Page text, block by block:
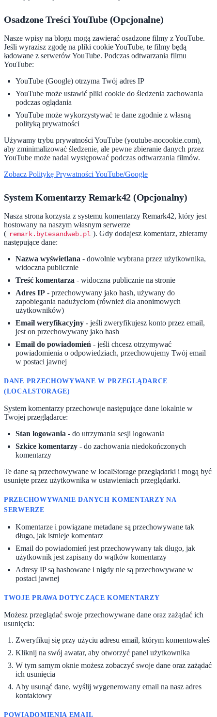
Osadzone Treści YouTube (Opcjonalne)
Nasze wpisy na blogu mogą zawierać osadzone filmy z YouTube.
Jeśli wyrazisz zgodę na pliki cookie YouTube, te filmy będą
ładowane z serwerów YouTube. Podczas odtwarzania filmu
YouTube:
YouTube (Google) otrzyma Twój adres IP
YouTube może ustawić pliki cookie do śledzenia zachowania
podczas oglądania
YouTube może wykorzystywać te dane zgodnie z własną
polityką prywatności
Używamy trybu prywatności YouTube (youtube-nocookie.com),
aby zminimalizować śledzenie, ale pewne zbieranie danych przez
YouTube może nadal występować podczas odtwarzania filmów.
Zobacz Politykę Prywatności YouTube/Google
System Komentarzy Remark42 (Opcjonalny)
Nasza strona korzysta z systemu komentarzy Remark42, który jest
hostowany na naszym własnym serwerze
( remark.bytesandweb.pl ). Gdy dodajesz komentarz, zbieramy
następujące dane:
Nazwa wyświetlana - dowolnie wybrana przez użytkownika,
widoczna publicznie
Treść komentarza - widoczna publicznie na stronie
Adres IP - przechowywany jako hash, używany do
zapobiegania nadużyciom (również dla anonimowych
użytkowników)
Email weryfikacyjny - jeśli zweryfikujesz konto przez email,
jest on przechowywany jako hash
Email do powiadomień - jeśli chcesz otrzymywać
powiadomienia o odpowiedziach, przechowujemy Twój email
w postaci jawnej
DANE PRZECHOWYWANE W PRZEGLĄDARCE
(LOCALSTORAGE)
System komentarzy przechowuje następujące dane lokalnie w
Twojej przeglądarce:
Stan logowania - do utrzymania sesji logowania
Szkice komentarzy - do zachowania niedokończonych
komentarzy
Te dane są przechowywane w localStorage przeglądarki i mogą być
usunięte przez użytkownika w ustawieniach przeglądarki.
PRZECHOWYWANIE DANYCH KOMENTARZY NA
SERWERZE
Komentarze i powiązane metadane są przechowywane tak
długo, jak istnieje komentarz
Email do powiadomień jest przechowywany tak długo, jak
użytkownik jest zapisany do wątków komentarzy
Adresy IP są hashowane i nigdy nie są przechowywane w
postaci jawnej
TWOJE PRAWA DOTYCZĄCE KOMENTARZY
Możesz przeglądać swoje przechowywane dane oraz zażądać ich
usunięcia:
Zweryfikuj się przy użyciu adresu email, którym komentowałeś
Kliknij na swój awatar, aby otworzyć panel użytkownika
W tym samym oknie możesz zobaczyć swoje dane oraz zażądać
ich usunięcia
Aby usunąć dane, wyślij wygenerowany email na nasz adres
kontaktowy
POWIADOMIENIA EMAIL